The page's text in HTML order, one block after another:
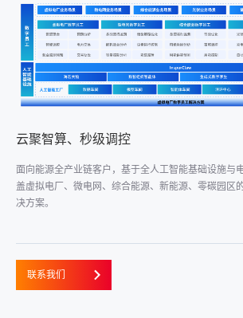
云聚智算、秒级调控
面向能源全产业链客户，基于全人工智能基础设施与
盖虚拟电厂、微电网、综合能源、新能源、零碳园区
决方案。
联系我们